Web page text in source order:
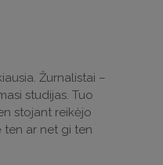
Žurnalistai –
studijas. Tuo
stojant reikėjo
ten ar net gi ten